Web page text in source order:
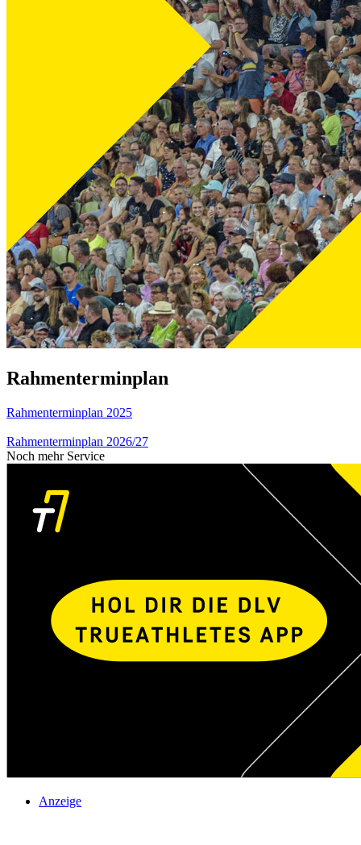
Rahmenterminplan
Rahmenterminplan 2025
Rahmenterminplan 2026/27
Noch mehr Service
Anzeige